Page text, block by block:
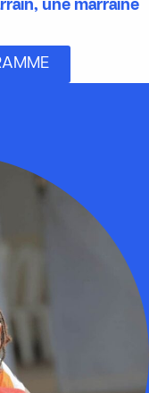
une marraine